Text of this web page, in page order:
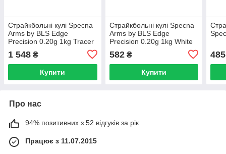
Страйкбольні кулі Specna
Arms by BLS Edge
Precision 0.20g 1kg Tracer
1 548 ₴
Купити
Страйкбольні кулі Specna
Arms by BLS Edge
Precision 0.20g 1kg White
582₴
Купити
485
Про нас
94% позитивних з 52 відгуків за рік
Працює з 11.07.2015